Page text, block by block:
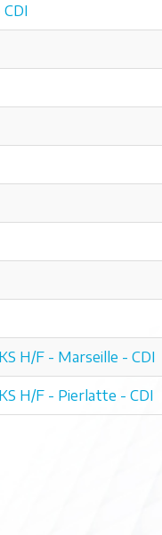
H/F - Marseille - CDI
H/F - Pierlatte - CDI